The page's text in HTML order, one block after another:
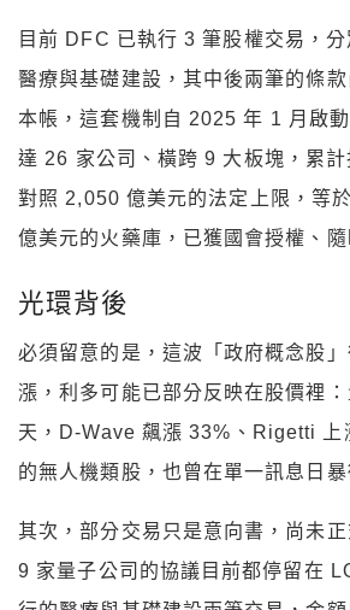
目前 DFC 已執行 3 筆股權交易，分
醫療與基礎建設，其中後兩筆的條
本帳，這套機制自 2025 年 1 月啟
達 26 家公司、橫跨 9 大板塊，累計
對照 2,050 億美元的法定上限，等
億美元的火藥庫，已獲國會授權、隨
光環背後
必須留意的是，這波「政府概念股
漲，利多可能已部分反映在股價裡
天，D-Wave 飆漲 33%、Rigetti 上
的無人機類股，也曾在單一訊息日暴
其次，部分交易只是意向書，尚未
9 家量子公司的協議目前都停留在